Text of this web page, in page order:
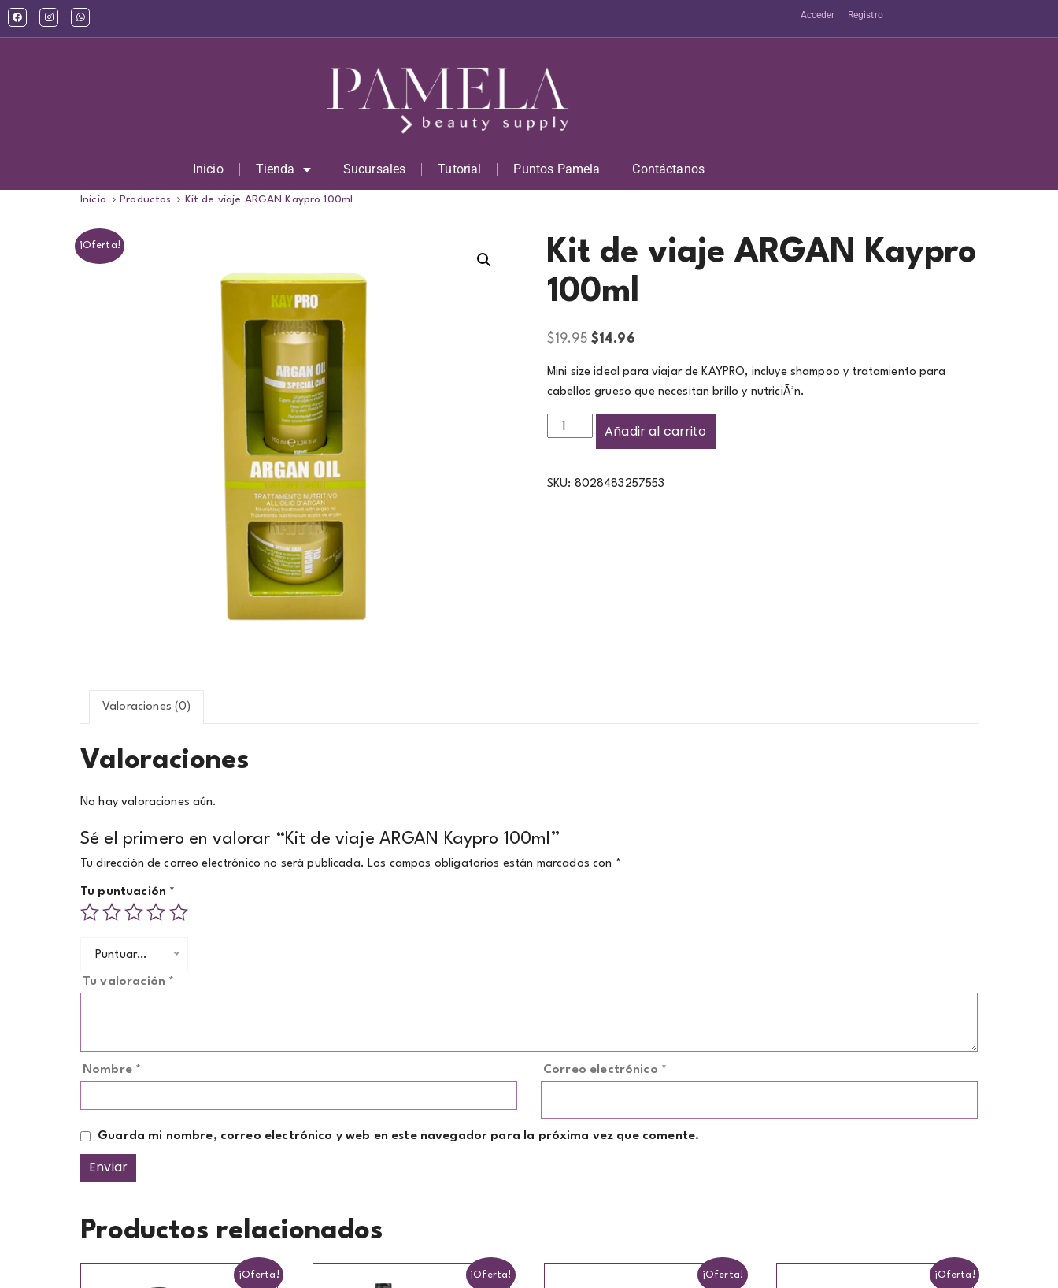
Acceder Registro
Inicio Tienda Sucursales Tutorial Puntos Pamela Contáctanos
Inicio Productos Kit de viaje ARGAN Kaypro 100ml
¡Oferta!
Kit de viaje ARGAN Kaypro
100ml
$19.95 $14.96
Mini size ideal para viajar de KAYPRO, incluye shampoo y tratamiento para
cabellos grueso que necesitan brillo y nutriciÃ³n.
Añadir al carrito
SKU: 8028483257553
Valoraciones (0)
Valoraciones
No hay valoraciones aún.
Sé el primero en valorar “Kit de viaje ARGAN Kaypro 100ml”
Tu dirección de correo electrónico no será publicada. Los campos obligatorios están marcados con *
Tu puntuación *
Puntuar…
Tu valoración *
Nombre * Correo electrónico *
Guarda mi nombre, correo electrónico y web en este navegador para la próxima vez que comente.
Productos relacionados
¡Oferta! ¡Oferta! ¡Oferta! ¡Oferta!